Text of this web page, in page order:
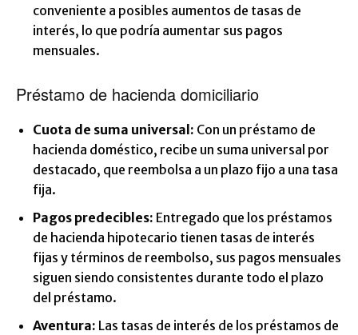
conveniente a posibles aumentos de tasas de
interés, lo que podría aumentar sus pagos
mensuales.
Préstamo de hacienda domiciliario
Cuota de suma universal: Con un préstamo de
hacienda doméstico, recibe un suma universal por
destacado, que reembolsa a un plazo fijo a una tasa
fija.
Pagos predecibles: Entregado que los préstamos
de hacienda hipotecario tienen tasas de interés
fijas y términos de reembolso, sus pagos mensuales
siguen siendo consistentes durante todo el plazo
del préstamo.
Aventura: Las tasas de interés de los préstamos de